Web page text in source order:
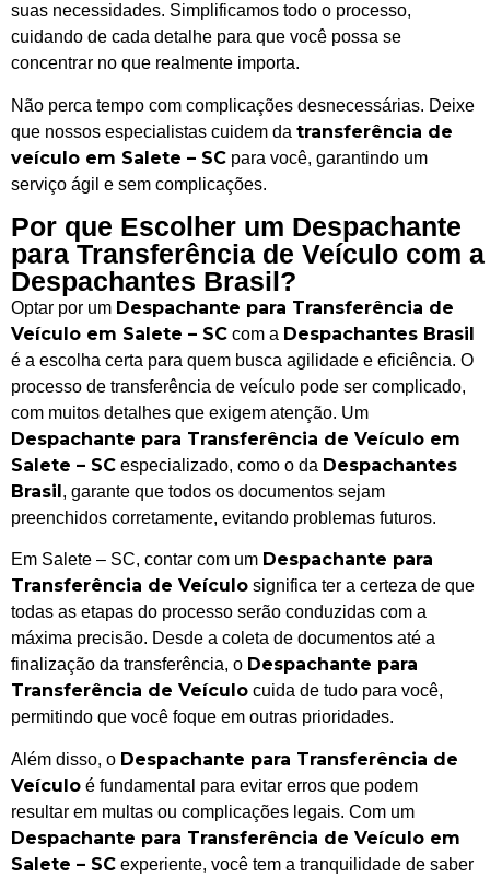
suas necessidades. Simplificamos todo o processo,
cuidando de cada detalhe para que você possa se
concentrar no que realmente importa.
Não perca tempo com complicações desnecessárias. Deixe
que nossos especialistas cuidem da transferência de
veículo em Salete – SC para você, garantindo um
serviço ágil e sem complicações.
Por que Escolher um Despachante
para Transferência de Veículo com a
Despachantes Brasil?
Optar por um Despachante para Transferência de
Veículo em Salete – SC com a Despachantes Brasil
é a escolha certa para quem busca agilidade e eficiência. O
processo de transferência de veículo pode ser complicado,
com muitos detalhes que exigem atenção. Um
Despachante para Transferência de Veículo em
Salete – SC especializado, como o da Despachantes
Brasil, garante que todos os documentos sejam
preenchidos corretamente, evitando problemas futuros.
Em Salete – SC, contar com um Despachante para
Transferência de Veículo significa ter a certeza de que
todas as etapas do processo serão conduzidas com a
máxima precisão. Desde a coleta de documentos até a
finalização da transferência, o Despachante para
Transferência de Veículo cuida de tudo para você,
permitindo que você foque em outras prioridades.
Além disso, o Despachante para Transferência de
Veículo é fundamental para evitar erros que podem
resultar em multas ou complicações legais. Com um
Despachante para Transferência de Veículo em
Salete – SC experiente, você tem a tranquilidade de saber